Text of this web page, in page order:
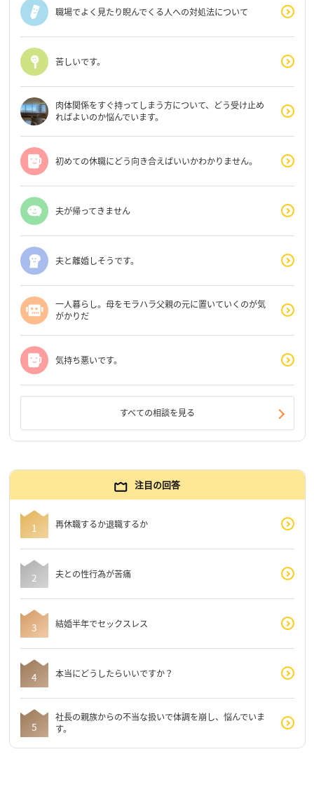
職場でよく見たり睨んでくる人への対処法について
苦しいです。
肉体関係をすぐ持ってしまう方について、どう受け止め
ればよいのか悩んでいます。
初めての休職にどう向き合えばいいかわかりません。
夫が帰ってきません
夫と離婚しそうです。
一人暮らし。母をモラハラ父親の元に置いていくのが気
がかりだ
気持ち悪いです。
すべての相談を見る
注目の回答
再休職するか退職するか
夫との性行為が苦痛
結婚半年でセックスレス
本当にどうしたらいいですか？
社長の親族からの不当な扱いで体調を崩し、悩んでいま
す。